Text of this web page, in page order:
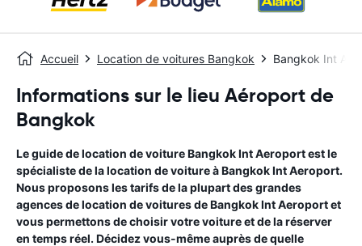
Accueil Location de voitures Bangkok Bangkok Int
Informations sur le lieu Aéroport de
Bangkok
Le guide de location de voitureBangkok Int Aeroportest le
spécialiste de la location de voiture àBangkok Int Aeroport.
Nous proposons les tarifs de la plupart des grandes
agences de location de voitures deBangkok Int Aeroportet
vous permettons de choisir votre voiture et de la réserver
en temps réel. Décidez vous-même auprès de quelle